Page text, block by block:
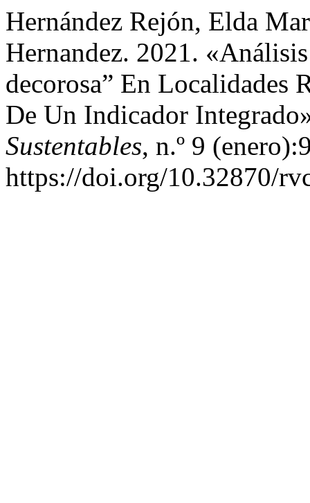
Hernández Rejón, Elda
Hernandez. 2021.
decorosa” En Localidades
De Un Indicador
Sustentables, n.º 9
https://doi.org/10.32870/